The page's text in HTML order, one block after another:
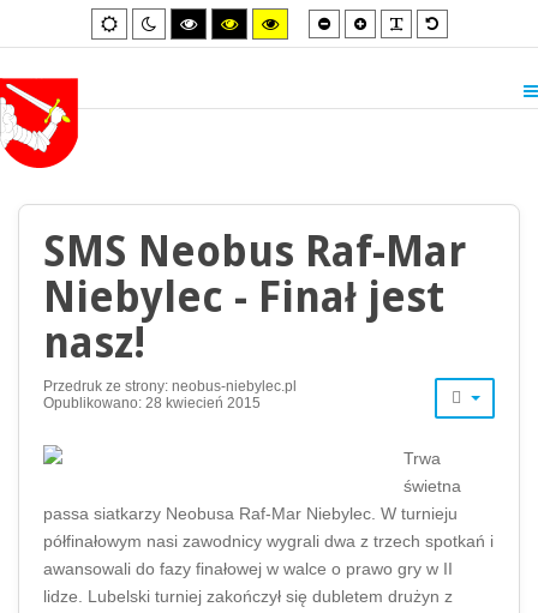
Default
mode
Night
mode
High
contrast
High
contrast
High
contrast
Smaller
font
Larger
font
Default
font
SMS Neobus Raf-Mar
Niebylec - Finał jest
nasz!
Przedruk ze strony: neobus-niebylec.pl
Opublikowano: 28 kwiecień 2015
Trwa
świetna
passa siatkarzy Neobusa Raf-Mar Niebylec. W turnieju
półfinałowym nasi zawodnicy wygrali dwa z trzech spotkań i
awansowali do fazy finałowej w walce o prawo gry w II
lidze. Lubelski turniej zakończył się dubletem drużyn z